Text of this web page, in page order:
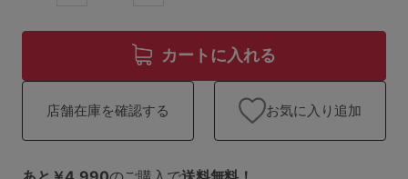
検索を閉じる
カートに入れる
店舗在庫を確認する お気に入り追加